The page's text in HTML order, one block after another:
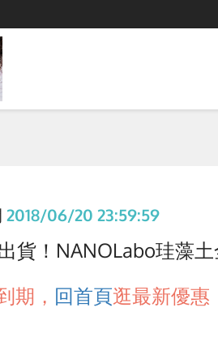
2018/06/20 23:59:59
貨！NANOLabo珪藻
期， 回首頁逛最新優惠